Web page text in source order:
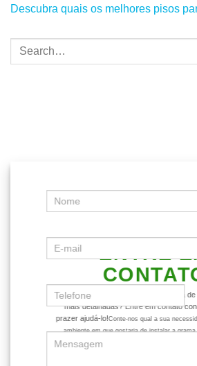
Descubra quais os melhores pisos
ENTRE
Ficou com alguma dúvida ou gostaria
mais detalhadas? Entre em contato
prazer ajudá-lo!Conte-nos qual a sua
ambiente em que gostaria de instalar a
dicas mais assertivas sobre o produto.